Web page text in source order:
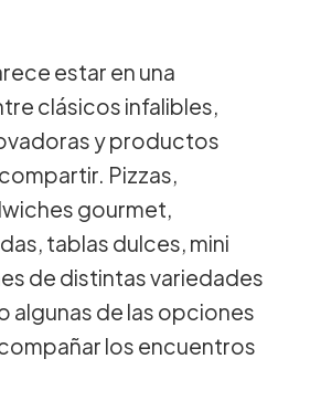
estar en una
clásicos infalibles,
y productos
Pizzas,
gourmet,
tablas dulces, mini
de distintas variedades
algunas de las opciones
los encuentros